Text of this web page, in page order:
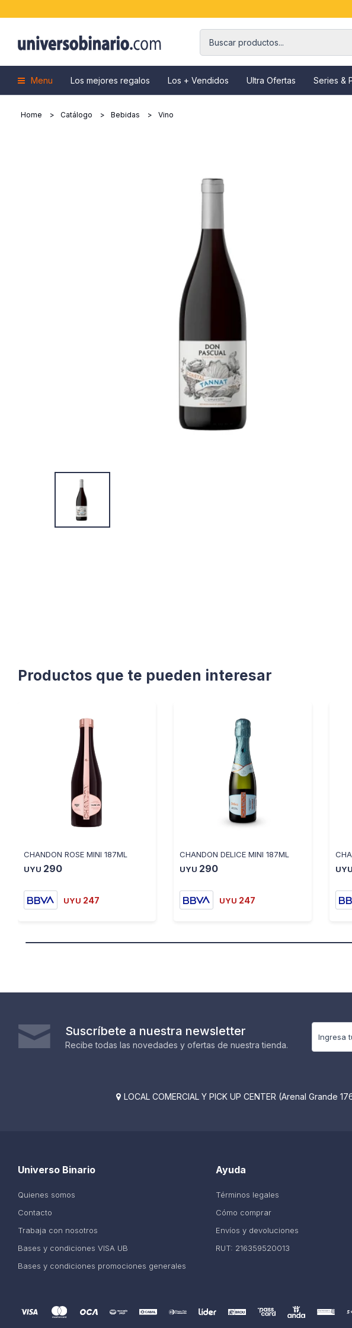
Menu Los mejores regalos Los + Vendidos Ultra Ofertas Series &
Home Catálogo Bebidas Vino
Productos que te pueden interesar
CHANDON ROSE MINI 187ML
UYU 290
UYU 247
CHANDON DELICE MINI 187ML
UYU 290
UYU 247
UYU
Suscríbete a nuestra newsletter
Recibe todas las novedades y ofertas de nuestra tienda.
 LOCAL COMERCIAL Y PICK UP CENTER (Arenal Grande
Ayuda
Términos legales
Cómo comprar
Envíos y devoluciones
RUT: 216359520013
Universo Binario
Quienes somos
Contacto
Trabaja con nosotros
Bases y condiciones VISA UB
Bases y condiciones promociones generales